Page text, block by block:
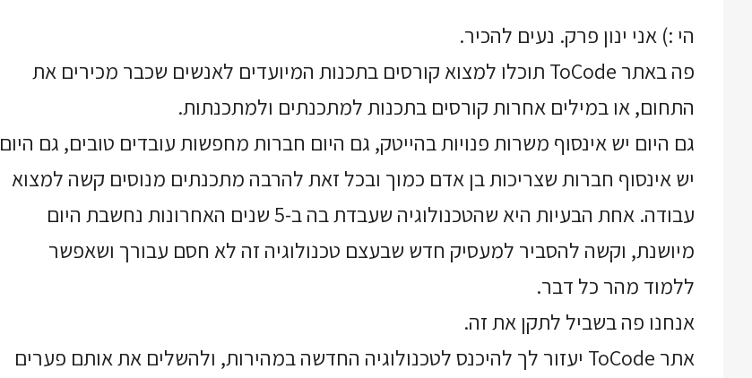
הי :) אני ינון פרק. נעים להכיר.
פה באתר ToCode תוכלו למצוא קורסים בתכנות המיועדים לאנשים שכבר מכירים את
התחום, או במילים אחרות קורסים בתכנות למתכנתים ולמתכנתות.
גם היום יש אינסוף משרות פנויות בהייטק, גם היום חברות מחפשות עובדים טובים, גם היום
יש אינסוף חברות שצריכות בן אדם כמוך ובכל זאת להרבה מתכנתים מנוסים קשה למצוא
עבודה. אחת הבעיות היא שהטכנולוגיה שעבדת בה ב-5 שנים האחרונות נחשבת היום
מיושנת, וקשה להסביר למעסיק חדש שבעצם טכנולוגיה זה לא חסם עבורך ושאפשר
ללמוד מהר כל דבר.
אנחנו פה בשביל לתקן את זה.
אתר ToCode יעזור לך להיכנס לטכנולוגיה החדשה במהירות, ולהשלים את אותם פערים